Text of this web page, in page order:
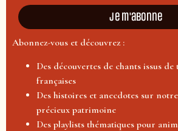
Je m'abonne
Abonnez-vous et découvrez :
Des découvertes de chants issus
françaises
Des histoires et anecdotes sur
précieux patrimoine
Des playlists thématiques pour